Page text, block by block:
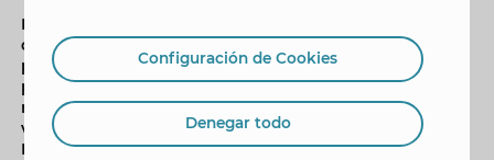
El ‘Monumento a los Muertos en el Mar’ preside la Plaça
de la Senyoria desde la inauguración de este espacio
público en mayo de 1965, en un acto que contó la
presencia del entonces ministro de Marina y que
reunió, además, a autoridades civiles y militares,
vecinos y ocho buques militares con bandera de
España, Italia, Francia y Marruecos.
Configuración de Cookies
Denegar todo